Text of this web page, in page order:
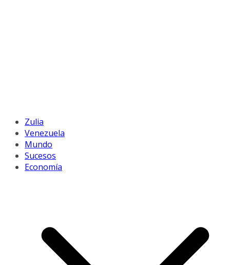
Zulia
Venezuela
Mundo
Sucesos
Economía